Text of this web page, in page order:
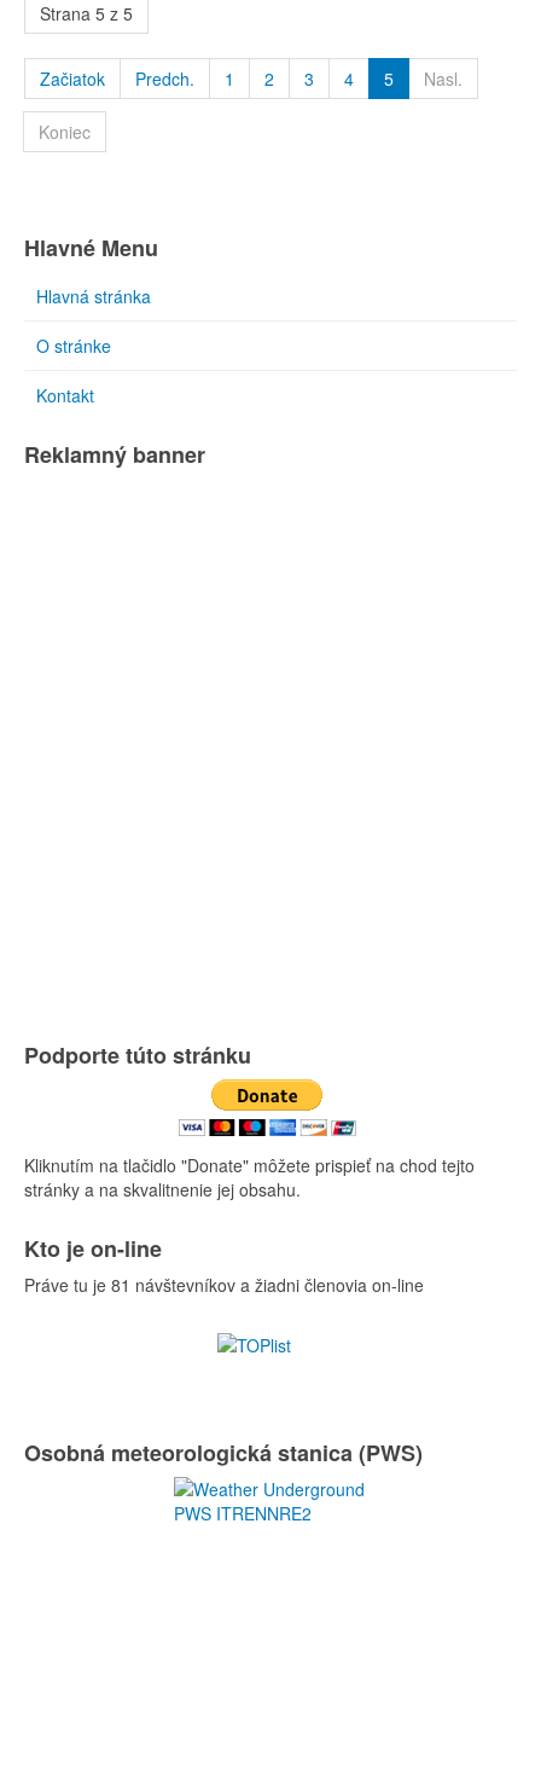
Strana 5 z 5
Začiatok Predch. 1 2 3 4 5 Nasl.
Koniec
Hlavné Menu
Hlavná stránka
O stránke
Kontakt
Reklamný banner
Podporte túto stránku
Kliknutím na tlačidlo "Donate" môžete prispieť na chod tejto
stránky a na skvalitnenie jej obsahu.
Kto je on-line
Práve tu je 81 návštevníkov a žiadni členovia on-line
Osobná meteorologická stanica (PWS)